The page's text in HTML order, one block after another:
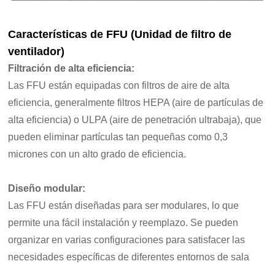
Características de FFU (Unidad de filtro de
ventilador)
Filtración de alta eficiencia:
Las FFU están equipadas con filtros de aire de alta
eficiencia, generalmente filtros HEPA (aire de partículas de
alta eficiencia) o ULPA (aire de penetración ultrabaja), que
pueden eliminar partículas tan pequeñas como 0,3
micrones con un alto grado de eficiencia.
Diseño modular:
Las FFU están diseñadas para ser modulares, lo que
permite una fácil instalación y reemplazo. Se pueden
organizar en varias configuraciones para satisfacer las
necesidades específicas de diferentes entornos de sala